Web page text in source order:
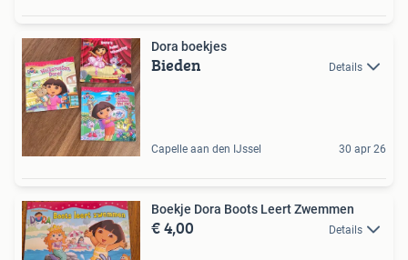
Dora boekjes
Bieden Details
Capelle aan den IJssel 30 apr 26
Boekje Dora Boots Leert Zwemmen
€ 4,00 Details